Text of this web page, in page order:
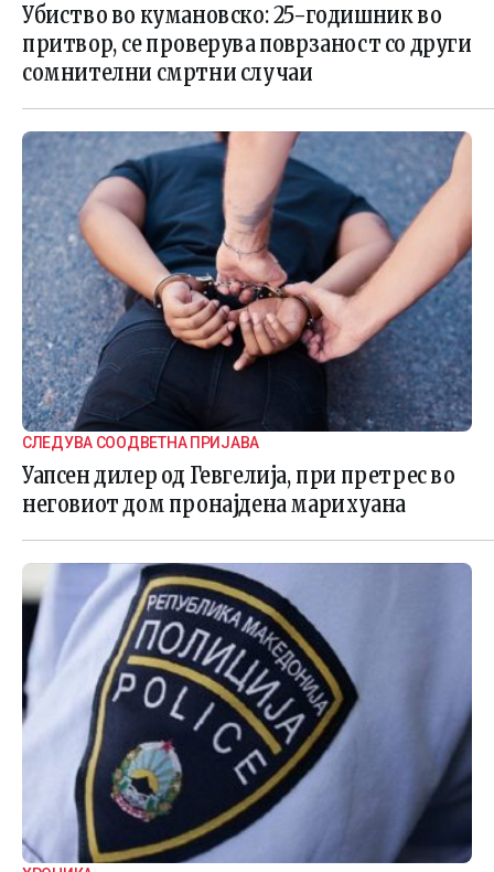
Убиство во кумановско: 25-годишник во
притвор, се проверува поврзаност со други
сомнителни смртни случаи
СЛЕДУВА СООДВЕТНА ПРИЈАВА
Уапсен дилер од Гевгелија, при претрес во
неговиот дом пронајдена марихуана